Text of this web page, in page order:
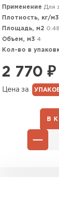
Применение Для
Плотность, кг/м3
Площадь, м2 0.48
Объем, м3 4
Кол-во в
2 770 ₽
Цена за
В